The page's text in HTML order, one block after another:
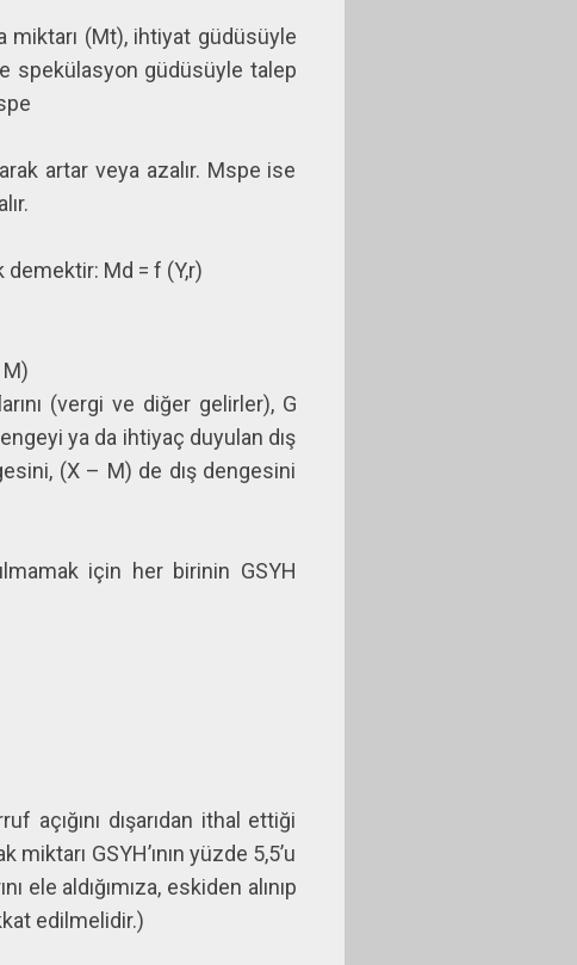
miktarı (Mt), ihtiyat güdüsüyle
spekülasyon güdüsüyle talep
artar veya azalır. Mspe ise
Md = f (Y,r)
(vergi ve diğer gelirler), G
ya da ihtiyaç duyulan dış
(X – M) de dış dengesini
için her birinin GSYH
açığını dışarıdan ithal ettiği
GSYH’ının yüzde 5,5’u
aldığımıza, eskiden alınıp
edilmelidir.)